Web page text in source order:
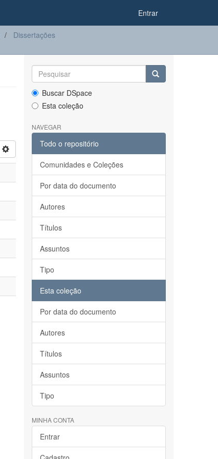
Entrar
Dissertações
Buscar DSpace
Esta coleção
NAVEGAR
Todo o repositório
Comunidades e Coleções
Por data do documento
Autores
Títulos
Assuntos
Tipo
Esta coleção
Por data do documento
Autores
Títulos
Assuntos
Tipo
MINHA CONTA
Entrar